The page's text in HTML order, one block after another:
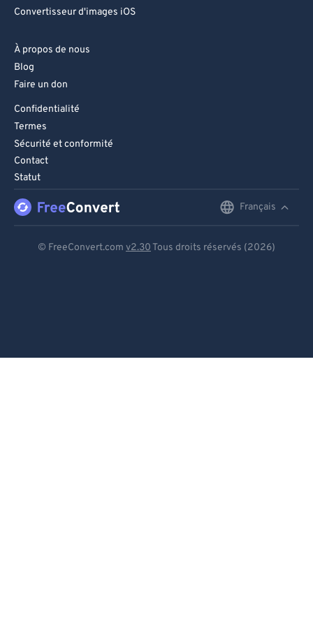
Convertisseur d'images iOS
À propos de nous
Blog
Faire un don
Confidentialité
Termes
Sécurité et conformité
Contact
Statut
Français
© FreeConvert.com v2.30 Tous droits réservés (2026)